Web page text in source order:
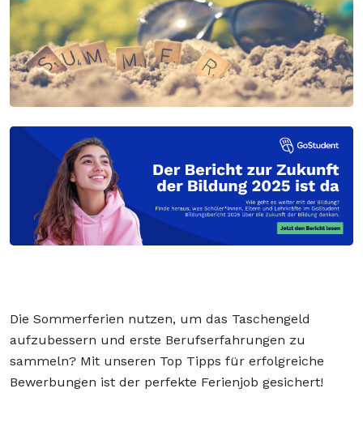
Die Sommerferien nutzen, um das Taschengeld
aufzubessern und erste Berufserfahrungen zu
sammeln? Mit unseren Top Tipps für erfolgreiche
Bewerbungen ist der perfekte Ferienjob gesichert!